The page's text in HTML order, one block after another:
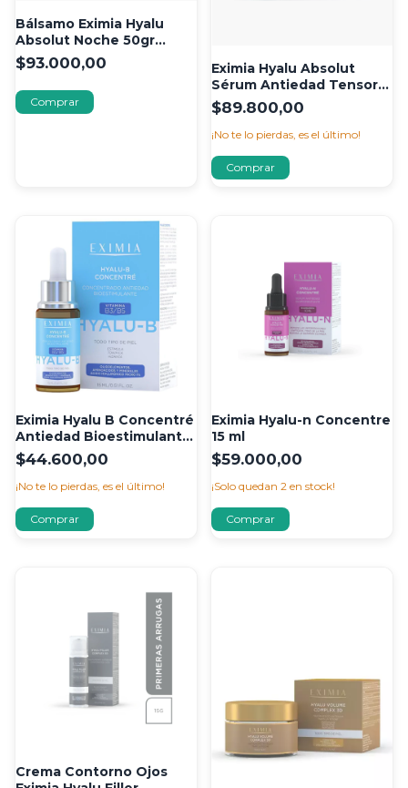
Bálsamo Eximia Hyalu
Absolut Noche 50gr
Madura
$93.000,00
Eximia Hyalu Absolut
Sérum Antiedad Tensor
Antioxidante
$89.800,00
¡No te lo pierdas, es el último!
Eximia Hyalu B Concentré
Antiedad Bioestimulante
Serum 15 ml
$44.600,00
¡No te lo pierdas, es el último!
Eximia Hyalu-n Concentre
15 ml
$59.000,00
¡Solo quedan 2 en stock!
Crema Contorno Ojos